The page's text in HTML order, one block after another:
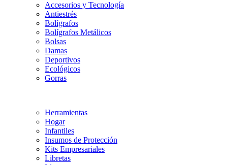
Accesorios y Tecnología
Antiestrés
Bolígrafos
Bolígrafos Metálicos
Bolsas
Damas
Deportivos
Ecológicos
Gorras
Herramientas
Hogar
Infantiles
Insumos de Protección
Kits Empresariales
Libretas